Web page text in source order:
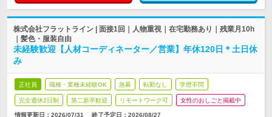
株式会社フラットライン | 面接1回｜人物重視｜在宅勤務あり｜残業月10h
｜髪色・服装自由
未経験歓迎【人材コーディネーター／営業】年休120日＊土日休
み
正社員 職種・業種未経験OK 急募 転勤なし 学歴不問
完全週休2日制 第二新卒歓迎 リモートワーク可 女性のおしごと掲載中
情報更新日：2026/07/31 終了予定日： 2026/08/27